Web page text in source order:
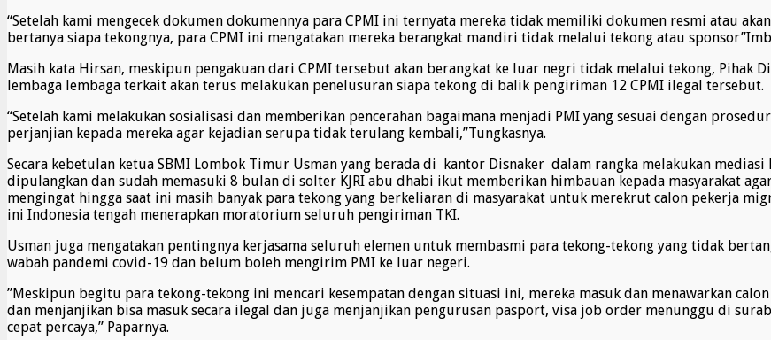
“Setelah kami mengecek dokumen dokumennya para CPMI ini ternyata mereka tidak memiliki dokumen resmi atau
bertanya siapa tekongnya, para CPMI ini mengatakan mereka berangkat mandiri tidak melalui tekong atau
Masih kata Hirsan, meskipun pengakuan dari CPMI tersebut akan berangkat ke luar negri tidak melalui tekong, Pihak
lembaga lembaga terkait akan terus melakukan penelusuran siapa tekong di balik pengiriman 12 CPMI ilegal tersebut.
“Setelah kami melakukan sosialisasi dan memberikan pencerahan bagaimana menjadi PMI yang sesuai dengan
perjanjian kepada mereka agar kejadian serupa tidak terulang kembali,”Tungkasnya.
Secara kebetulan ketua SBMI Lombok Timur Usman yang berada di kantor Disnaker dalam rangka melakukan
dipulangkan dan sudah memasuki 8 bulan di solter KJRI abu dhabi ikut memberikan himbauan kepada masyarakat
mengingat hingga saat ini masih banyak para tekong yang berkeliaran di masyarakat untuk merekrut calon pekerja
ini Indonesia tengah menerapkan moratorium seluruh pengiriman TKI.
Usman juga mengatakan pentingnya kerjasama seluruh elemen untuk membasmi para tekong-tekong yang tidak
wabah pandemi covid-19 dan belum boleh mengirim PMI ke luar negeri.
”Meskipun begitu para tekong-tekong ini mencari kesempatan dengan situasi ini, mereka masuk dan menawarkan
dan menjanjikan bisa masuk secara ilegal dan juga menjanjikan pengurusan pasport, visa job order menunggu di
cepat percaya,” Paparnya.